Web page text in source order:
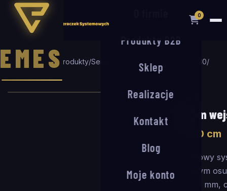
EMES
0
Produkty B2B
Sklep
Realizacje
Kontakt
Blog
Moje konto
Strona główna /Produkty/Seria R System wejściowy R-17/30/
SERIA R
System
60 cm
Aluminiowy
rypsowym
Profil 17 mm,